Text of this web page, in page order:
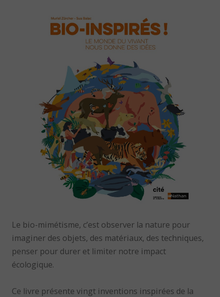
Le bio-mimétisme, c’est observer la nature pour
imaginer des objets, des matériaux, des techniques,
penser pour durer et limiter notre impact
écologique.
Ce livre présente vingt inventions inspirées de la